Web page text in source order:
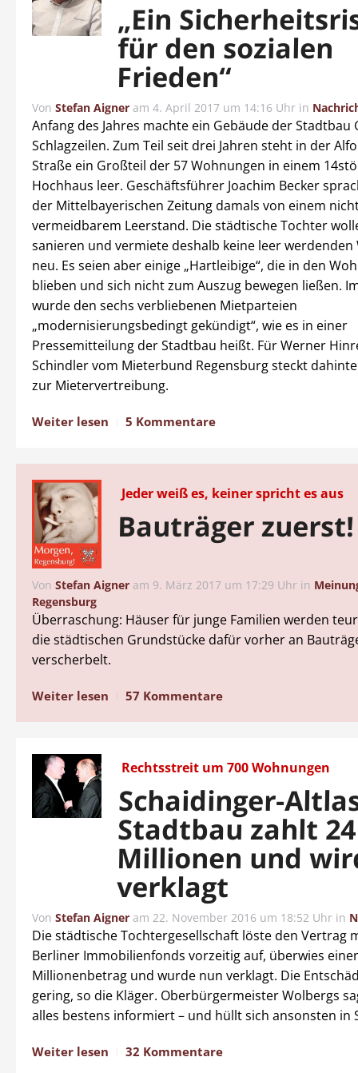
„Ein
für den sozialen
Frieden“
Von Stefan Aigner am 4. April 2017 um 14:16 Uhr in
Anfang des Jahres machte ein Gebäude der Stadtbau
Schlagzeilen. Zum Teil seit drei Jahren steht in der
Straße ein Großteil der 57 Wohnungen in einem
Hochhaus leer. Geschäftsführer Joachim Becker
der Mittelbayerischen Zeitung damals von einem
vermeidbarem Leerstand. Die städtische Tochter
sanieren und vermiete deshalb keine leer werdenden
neu. Es seien aber einige „Hartleibige“, die in den
blieben und sich nicht zum Auszug bewegen ließen.
wurde den sechs verbliebenen Mietparteien
„modernisierungsbedingt gekündigt“, wie es in einer
Pressemitteilung der Stadtbau heißt. Für Werner
Schindler vom Mieterbund Regensburg steckt
zur Mietervertreibung.
Weiter lesen 5 Kommentare
Jeder weiß es, keiner spricht es aus
Bauträger zuerst!
Von Stefan Aigner am 9. März 2017 um 17:29 Uhr in
Regensburg
Überraschung: Häuser für junge Familien werden
die städtischen Grundstücke dafür vorher an
verscherbelt.
Weiter lesen 57 Kommentare
Rechtsstreit um 700 Wohnungen
Schaidinger-
Stadtbau zahlt 24
Millionen und
verklagt
Von Stefan Aigner am 22. November 2016 um 18:52 Uhr in
Die städtische Tochtergesellschaft löste den Vertrag
Berliner Immobilienfonds vorzeitig auf, überwies
Millionenbetrag und wurde nun verklagt. Die
gering, so die Kläger. Oberbürgermeister Wolbergs
alles bestens informiert – und hüllt sich ansonsten in
Weiter lesen 32 Kommentare